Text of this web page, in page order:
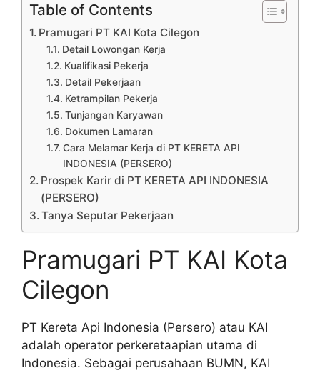
Table of Contents
Pramugari PT KAI Kota Cilegon
Detail Lowongan Kerja
Kualifikasi Pekerja
Detail Pekerjaan
Ketrampilan Pekerja
Tunjangan Karyawan
Dokumen Lamaran
Cara Melamar Kerja di PT KERETA API
INDONESIA (PERSERO)
Prospek Karir di PT KERETA API INDONESIA
(PERSERO)
Tanya Seputar Pekerjaan
Pramugari PT KAI Kota
Cilegon
PT Kereta Api Indonesia (Persero) atau KAI
adalah operator perkeretaapian utama di
Indonesia. Sebagai perusahaan BUMN, KAI